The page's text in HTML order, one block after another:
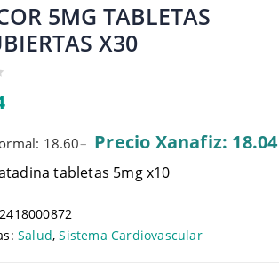
5MG TABLETAS
X30
18.60– Precio Xanafiz: 18.04
tabletas 5mg x10
Salud,Sistema Cardiovascular